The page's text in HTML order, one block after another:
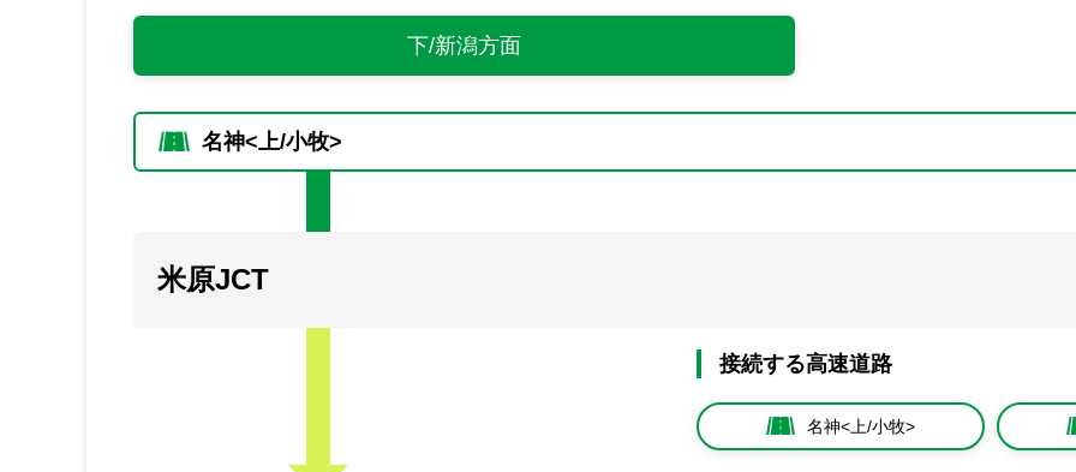
下/新潟方面
名神<上/小牧>
米原JCT
接続する高速道路
名神<上/小牧>